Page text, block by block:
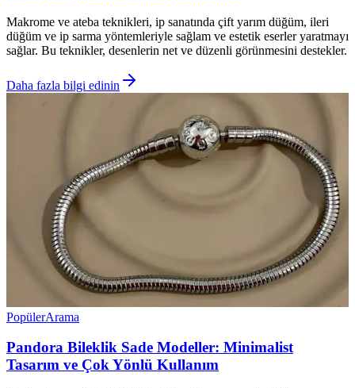
Makrome ve ateba teknikleri, ip sanatında çift yarım düğüm, ileri
düğüm ve ip sarma yöntemleriyle sağlam ve estetik eserler yaratmayı
sağlar. Bu teknikler, desenlerin net ve düzenli görünmesini destekler.
Daha fazla bilgi edinin
PopülerArama
Pandora Bileklik Sade Modeller: Minimalist
Tasarım ve Çok Yönlü Kullanım